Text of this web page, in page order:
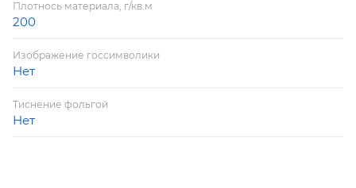
Плотнось материала, г/кв.м
200
Изображение госсимволики
Нет
Тиснение фольгой
Нет